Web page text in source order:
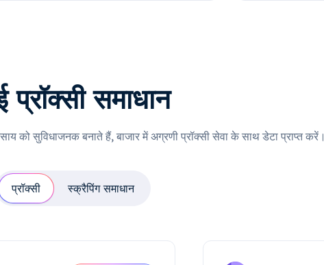
प्रॉक्सी समाधान
को सुविधाजनक बनाते हैं, बाजार में अग्रणी प्रॉक्सी सेवा के साथ डेटा प्राप्त करें।
प्रॉक्सी स्क्रैपिंग समाधान